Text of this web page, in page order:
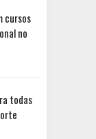
cursos
no
todas